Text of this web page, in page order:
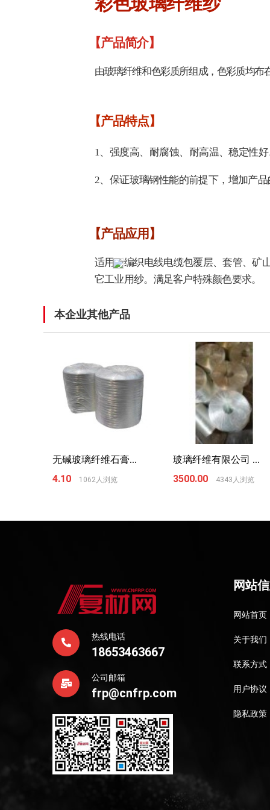
【产品简介】
由玻璃纤维和色彩质所组成，色彩质均布
【产品特点】
1、 强度高、耐腐蚀、耐高温、稳定性
2、 保证玻璃钢性能的前提下，增加产
【产品应用】
适用于编织电线电缆包覆层、套管、矿
它工业用纱。满足客户特殊颜色要求。
本企业其他产品
无碱玻璃纤维石膏...
4.10
1062人浏览
玻璃纤维有限公司 ...
3500.00
4343人浏览
热线电话
18653463667
公司邮箱
frp@cnfrp.com
网站
网站首页
关于我们
联系方式
用户协议
隐私政策